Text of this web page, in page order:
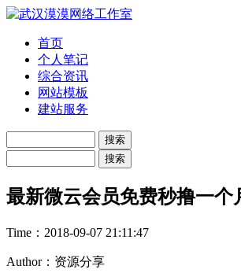
首页
个人笔记
综合资讯
网站模板
建站服务
最新微云会员免费秒撸一个
Time： 2018-09-07 21:11:47
Author：资源分享